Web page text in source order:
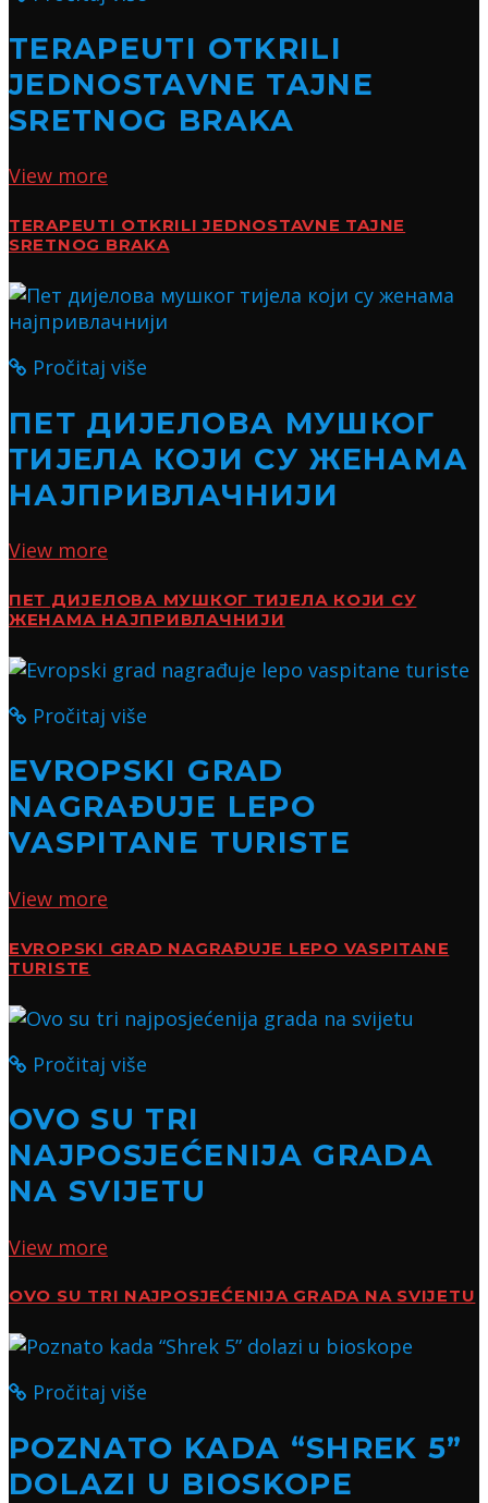
TERAPEUTI OTKRILI
JEDNOSTAVNE TAJNE
SRETNOG BRAKA
View more
TERAPEUTI OTKRILI JEDNOSTAVNE TAJNE
SRETNOG BRAKA
Pročitaj više
ПЕТ ДИЈЕЛОВА МУШКОГ
ТИЈЕЛА КОЈИ СУ ЖЕНАМА
НАЈПРИВЛАЧНИЈИ
View more
ПЕТ ДИЈЕЛОВА МУШКОГ ТИЈЕЛА КОЈИ СУ
ЖЕНАМА НАЈПРИВЛАЧНИЈИ
Pročitaj više
EVROPSKI GRAD
NAGRAĐUJE LEPO
VASPITANE TURISTE
View more
EVROPSKI GRAD NAGRAĐUJE LEPO VASPITANE
TURISTE
Pročitaj više
OVO SU TRI
NAJPOSJEĆENIJA GRADA
NA SVIJETU
View more
OVO SU TRI NAJPOSJEĆENIJA GRADA NA SVIJETU
Pročitaj više
POZNATO KADA “SHREK 5”
DOLAZI U BIOSKOPE